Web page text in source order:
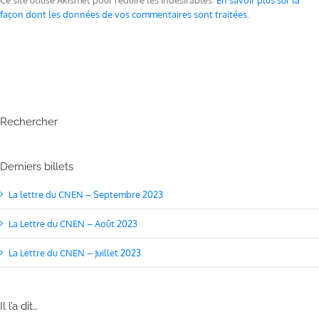
façon dont les données de vos commentaires sont traitées
Rechercher
Derniers billets
La lettre du CNEN – Septembre 2023
La Lettre du CNEN – Août 2023
La Lettre du CNEN – Juillet 2023
Il l’a dit…